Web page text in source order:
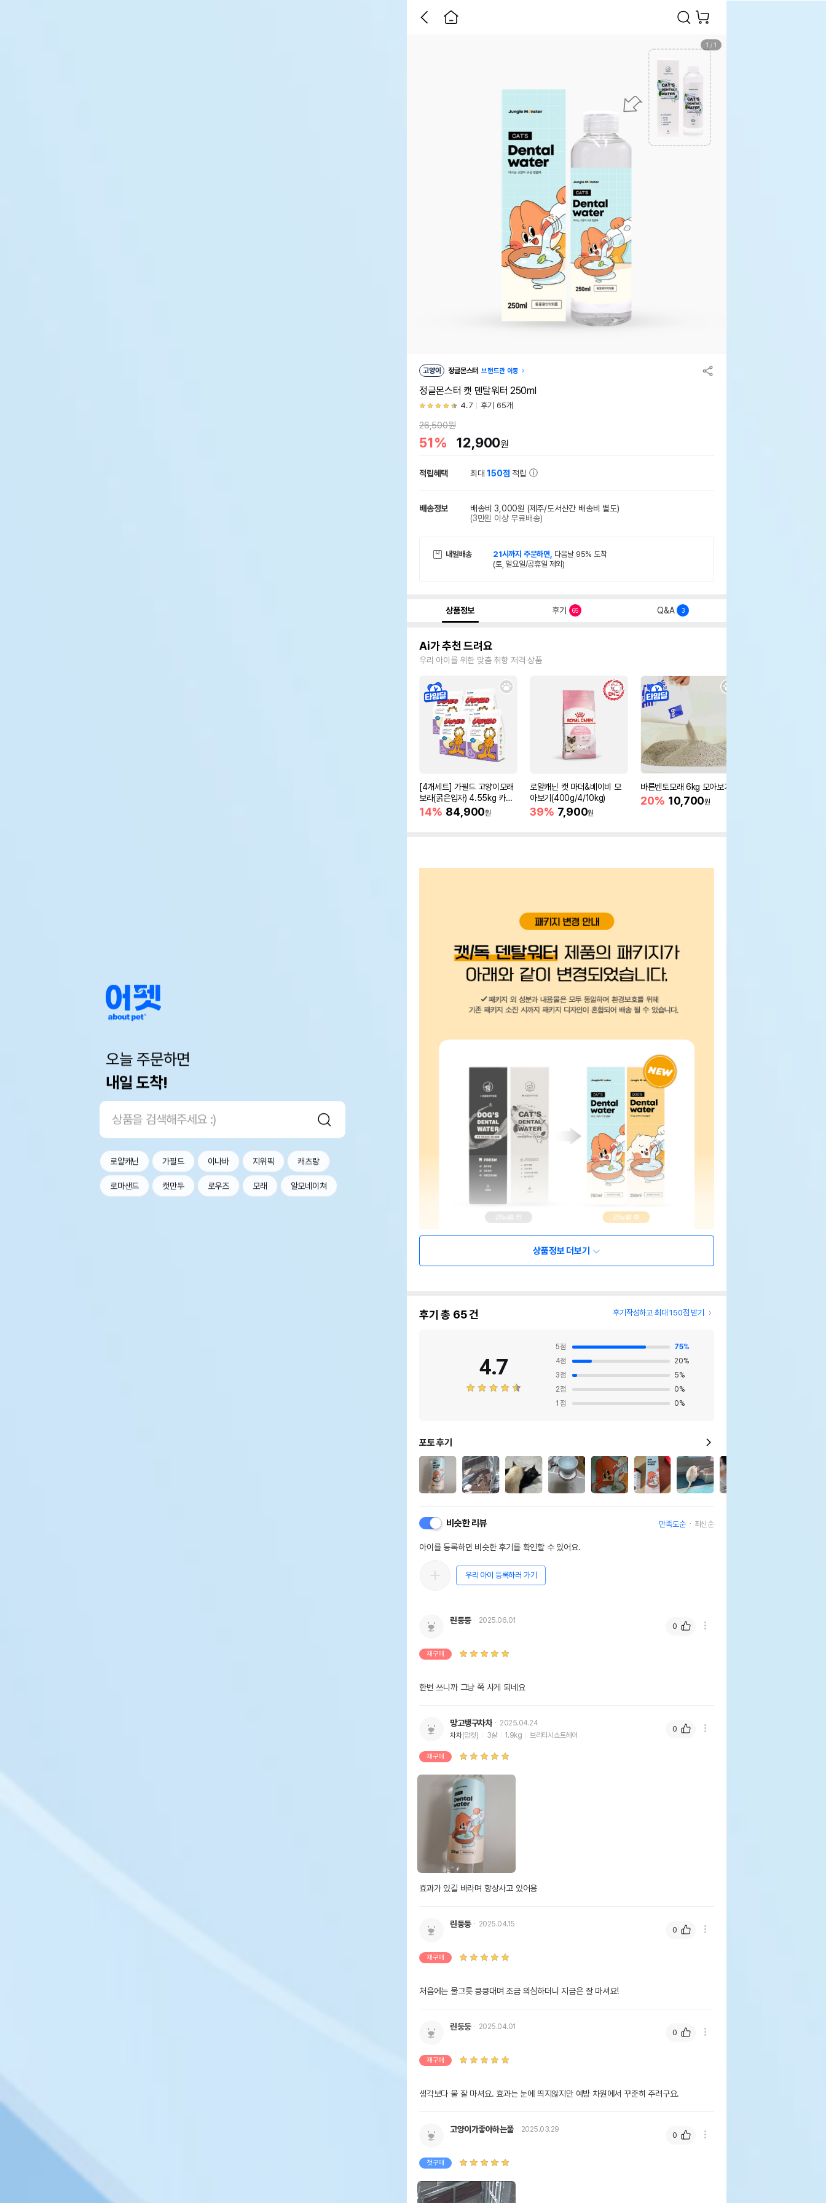
오늘 주문하면
내일 도착!
로얄캐닌 가필드 이나바 지위픽 캐츠랑
로마샌드 캣만두 로우즈 모래 알모네이쳐
1 / 1
고양이 정글몬스터 브랜드관 이동
정글몬스터 캣 덴탈워터 250ml
4.7 후기 65개
26,500원
51% 12,900원
적립혜택 최대150점 적립
배송정보 배송비 3,000원 (제주/도서산간 배송비 별도)
(3만원 이상 무료배송)
내일배송 21시까지 주문하면, 다음날 95% 도착
(토, 일요일/공휴일 제외)
상품정보 후기 65 Q&A 3
Ai가 추천 드려요
우리 아이를 위한 맞춤 취향 저격 상품
[4개세트] 가필드 고양이모래
보라(굵은입자) 4.55kg 카사
바모래
14% 84,900원
로얄캐닌 캣 마더&베이비 모
아보기(400g/4/10kg)
39% 7,900원
바른벤토모래 6kg 모아보기
20% 10,700원
상품정보 더보기
후기 총 65건 후기작성하고 최대 150점 받기
4.7
5점 75%
4점 20%
3점 5%
2점 0%
1 점 0%
포토 후기
비슷한 리뷰 만족도순 최신순
아이를 등록하면 비슷한 후기를 확인할 수 있어요.
우리 아이 등록하러 가기
린둥둥 2025.06.01
재구매
한번 쓰니까 그냥 쭉 사게 되네요
0
망고탱구차차
2025.04.24
차차(암컷) 3살 1.9kg 브리티시쇼트헤어
재구매
효과가 있길 바라며 항상사고 있어용
0
린둥둥 2025.04.15
재구매
처음에는 물그릇 킁킁대며 조금 의심하더니 지금은 잘 마셔요!
0
린둥둥 2025.04.01
재구매
생각보다 물 잘 마셔요. 효과는 눈에 띄지않지만 예방 차원에서 꾸준히 주려구요.
0
고양이가좋아하는풀 2025.03.29
첫구매
0